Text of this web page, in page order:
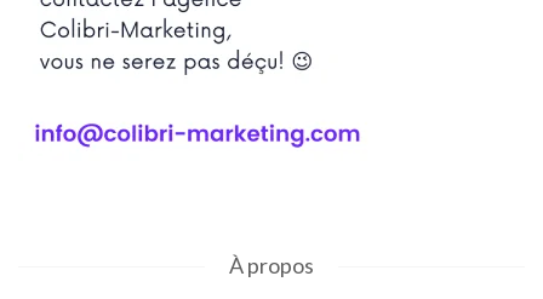
À propos